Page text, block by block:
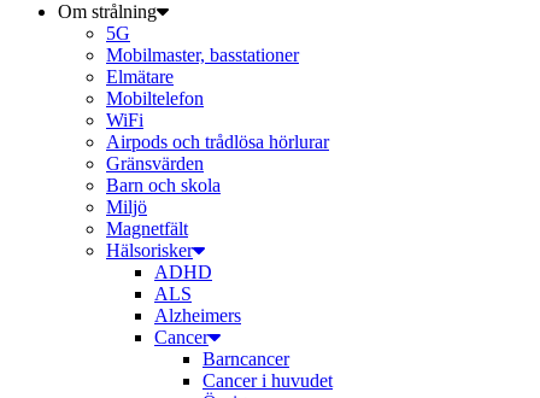
Om strålning
5G
Mobilmaster, basstationer
Elmätare
Mobiltelefon
WiFi
Airpods och trådlösa hörlurar
Gränsvärden
Barn och skola
Miljö
Magnetfält
Hälsorisker
ADHD
ALS
Alzheimers
Cancer
Barncancer
Cancer i huvudet